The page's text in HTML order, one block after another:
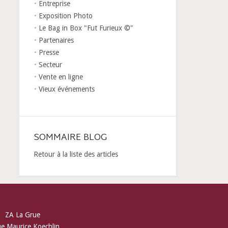
Entreprise
Exposition Photo
Le Bag in Box "Fut Furieux ©"
Partenaires
Presse
Secteur
Vente en ligne
Vieux événements
SOMMAIRE BLOG
Retour à la liste des articles
ZA La Grue